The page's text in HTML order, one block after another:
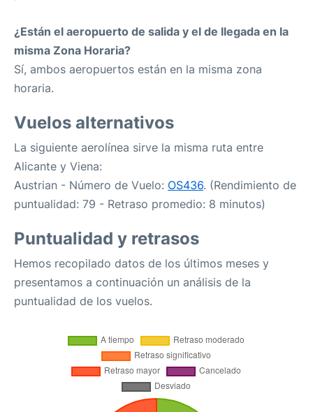
¿Están el aeropuerto de salida y el de llegada en la
misma Zona Horaria?
Sí, ambos aeropuertos están en la misma zona
horaria.
Vuelos alternativos
La siguiente aerolínea sirve la misma ruta entre
Alicante y Viena:
Austrian - Número de Vuelo: OS436. (Rendimiento de
puntualidad: 79 - Retraso promedio: 8 minutos)
Puntualidad y retrasos
Hemos recopilado datos de los últimos meses y
presentamos a continuación un análisis de la
puntualidad de los vuelos.